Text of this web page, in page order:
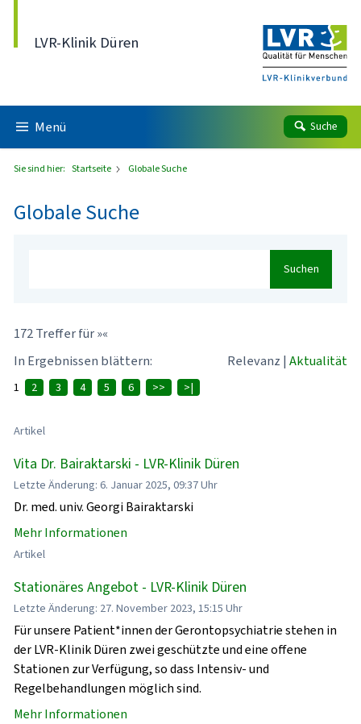
LVR-Klinik Düren
Menü Suche
Sie sind hier: Startseite Globale Suche
Globale Suche
Suchen
172 Treffer für »«
In Ergebnissen blättern:
Relevanz | Aktualität
1 2 3 4 5 6 >> >|
Artikel
Vita Dr. Bairaktarski - LVR-Klinik Düren
Letzte Änderung: 6. Januar 2025, 09:37 Uhr
Dr. med. univ. Georgi Bairaktarski
Mehr Informationen
Artikel
Stationäres Angebot - LVR-Klinik Düren
Letzte Änderung: 27. November 2023, 15:15 Uhr
Für unsere Patient*innen der Gerontopsychiatrie stehen in
der LVR-Klinik Düren zwei geschützte und eine offene
Stationen zur Verfügung, so dass Intensiv- und
Regelbehandlungen möglich sind.
Mehr Informationen